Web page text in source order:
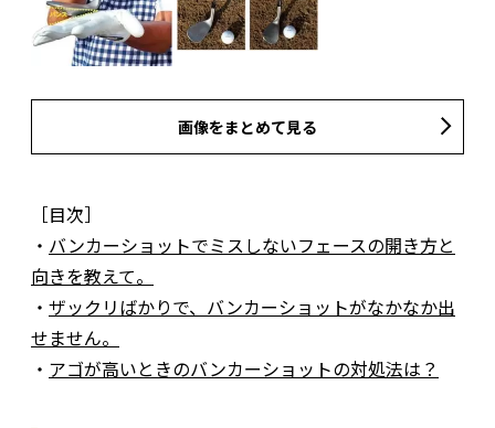
画像をまとめて見る
［目次］
・ バンカーショットでミスしないフェースの開き方と
向きを教えて。
・ ザックリばかりで、バンカーショットがなかなか出
せません。
・ アゴが高いときのバンカーショットの対処法は？